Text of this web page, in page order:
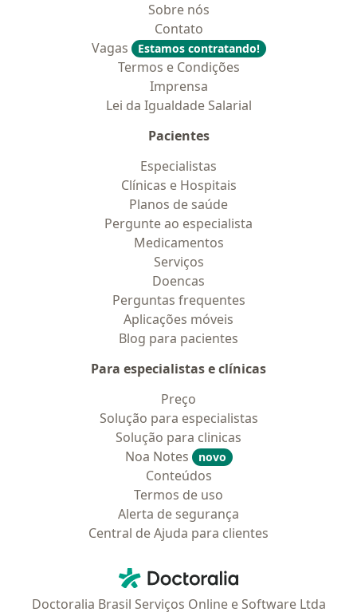
Sobre nós
Contato
Vagas
Estamos contratando!
Termos e Condições
Imprensa
Lei da Igualdade Salarial
Pacientes
Especialistas
Clínicas e Hospitais
Planos de saúde
Pergunte ao especialista
Medicamentos
Serviços
Doencas
Perguntas frequentes
Aplicações móveis
Blog para pacientes
Para especialistas e clínicas
Preço
Solução para especialistas
Solução para clinicas
Noa Notes
novo
Conteúdos
Termos de uso
Alerta de segurança
Central de Ajuda para clientes
Doctoralia - Homepage
Doctoralia Brasil Serviços Online e Software Ltda